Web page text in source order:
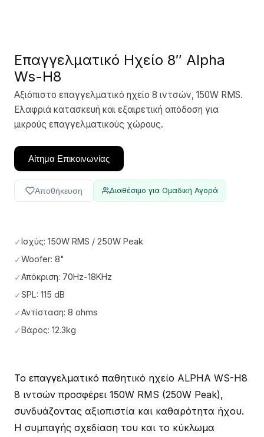
Επαγγελματικό Ηχείο 8″ Alpha
Ws-H8
Αξιόπιστο επαγγελματικό ηχείο 8 ιντσών, 150W RMS.
Ελαφριά κατασκευή και εξαιρετική απόδοση για
μικρούς επαγγελματικούς χώρους.
Αίτημα Επικοινωνίας
Αποθήκευση Διαθέσιμο για Ομαδική Αγορά
Ισχύς: 150W RMS / 250W Peak
Woofer: 8"
Απόκριση: 70Hz-18KHz
SPL: 115 dB
Αντίσταση: 8 ohms
Βάρος: 12.3kg
Το επαγγελματικό παθητικό ηχείο ALPHA WS-H8
8 ιντσών προσφέρει 150W RMS (250W Peak),
συνδυάζοντας αξιοπιστία και καθαρότητα ήχου.
Η συμπαγής σχεδίαση του και το κύκλωμα